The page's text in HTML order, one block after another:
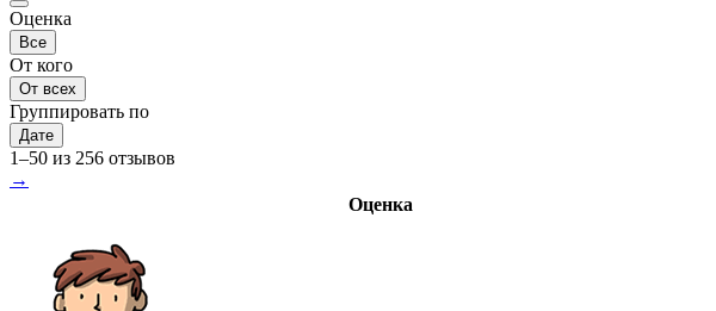
Оценка
Все
От кого
От всех
Группировать по
Дате
1–50 из 256 отзывов
→
Оценка